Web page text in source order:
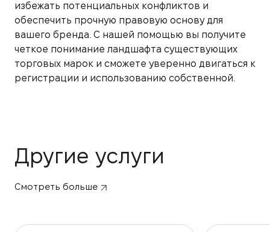
избежать потенциальных конфликтов и
обеспечить прочную правовую основу для
вашего бренда. С нашей помощью вы получите
четкое понимание ландшафта существующих
торговых марок и сможете уверенно двигаться к
регистрации и использованию собственной.
Другие услуги
Смотреть больше